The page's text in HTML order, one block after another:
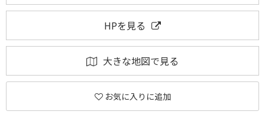
HPを見る
大きな地図で見る
お気に入りに追加